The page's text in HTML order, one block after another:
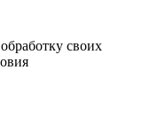
своих